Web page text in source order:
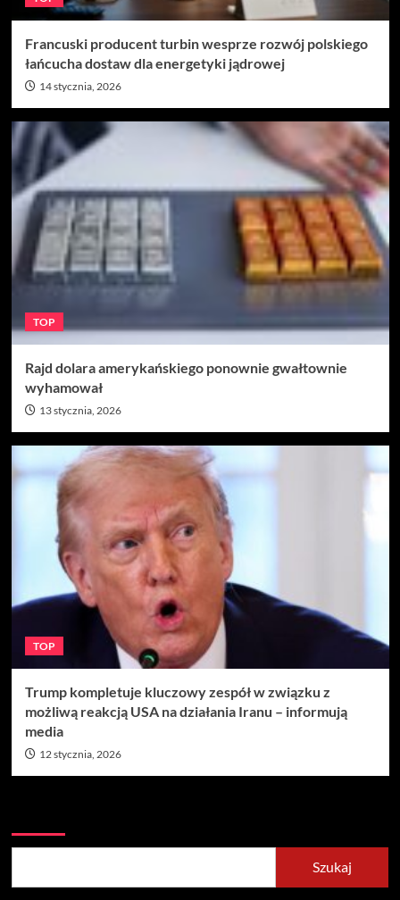
Francuski producent turbin wesprze rozwój polskiego
łańcucha dostaw dla energetyki jądrowej
14 stycznia, 2026
TOP
Rajd dolara amerykańskiego ponownie gwałtownie
wyhamował
13 stycznia, 2026
TOP
Trump kompletuje kluczowy zespół w związku z
możliwą reakcją USA na działania Iranu – informują
media
12 stycznia, 2026
Szukaj